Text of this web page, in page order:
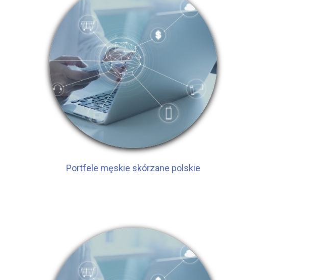
Portfele męskie skórzane polskie